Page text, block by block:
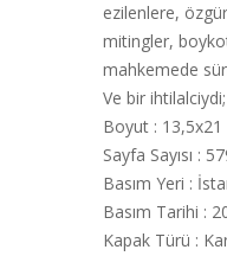
ezilenlere,
mitingler,
mahkemede
Ve bir
Boyut : 13,5x21
Sayfa Sayısı :
Basım Yeri :
Basım Tarihi :
Kapak Türü :